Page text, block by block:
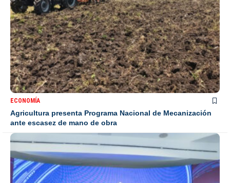
ECONOMÍA
Agricultura presenta Programa Nacional de Mecanización
ante escasez de mano de obra